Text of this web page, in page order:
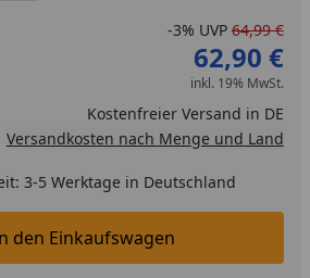
-3% UVP 64,99 €
62,90 €
inkl. 19% MwSt.
Kostenfreier Versand in DE
Versandkosten nach Menge und Land
3-5 Werktage in Deutschland
In den Einkaufswagen legen
den Einkaufswagen